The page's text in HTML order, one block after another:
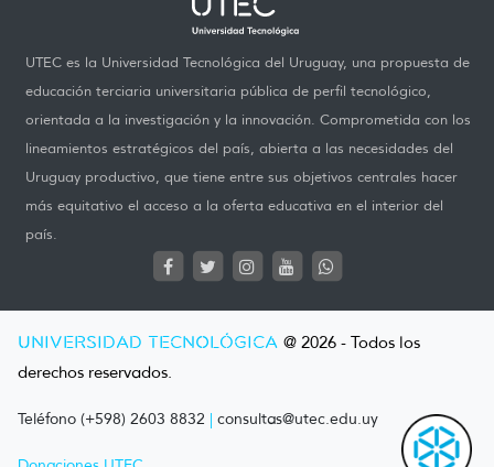
UTEC es la Universidad Tecnológica del Uruguay, una propuesta de
educación terciaria universitaria pública de perfil tecnológico,
orientada a la investigación y la innovación. Comprometida con los
lineamientos estratégicos del país, abierta a las necesidades del
Uruguay productivo, que tiene entre sus objetivos centrales hacer
más equitativo el acceso a la oferta educativa en el interior del
país.
UNIVERSIDAD TECNOLÓGICA @ 2026 - Todos los
derechos reservados.
Teléfono (+598) 2603 8832 | consultas@utec.edu.uy